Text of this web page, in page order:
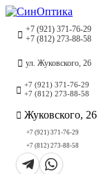
+7 (921) 371-76-29
+7 (812) 273-88-58
ул. Жуковского, 26
+7 (921) 371-76-29
+7 (812) 273-88-58
Жуковского, 26
+7 (921) 371-76-29
+7 (812) 273-88-58